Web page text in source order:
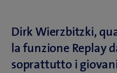
Dirk Wierzbitzki,
la funzione Replay
soprattutto i